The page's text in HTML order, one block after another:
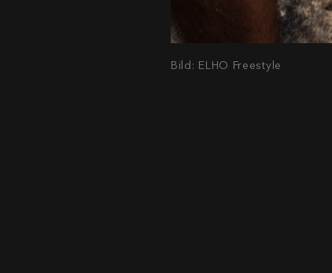
Bild: ELHO Freestyle